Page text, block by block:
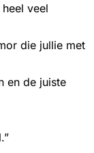
veel
die jullie met
en de juiste